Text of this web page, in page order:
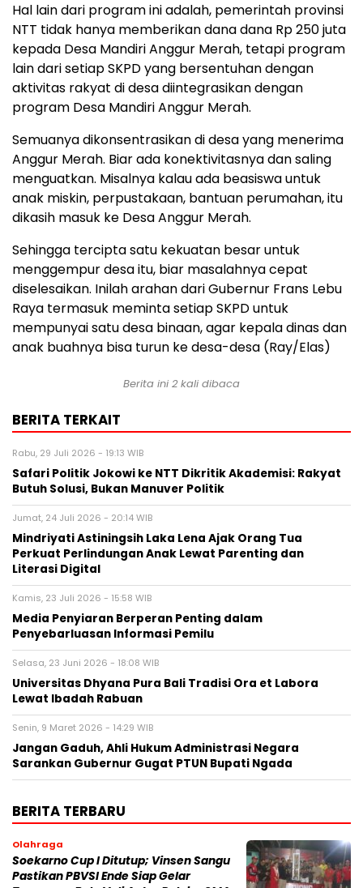
Hal lain dari program ini adalah, pemerintah provinsi
NTT tidak hanya memberikan dana dana Rp 250 juta
kepada Desa Mandiri Anggur Merah, tetapi program
lain dari setiap SKPD yang bersentuhan dengan
aktivitas rakyat di desa diintegrasikan dengan
program Desa Mandiri Anggur Merah.
Semuanya dikonsentrasikan di desa yang menerima
Anggur Merah. Biar ada konektivitasnya dan saling
menguatkan. Misalnya kalau ada beasiswa untuk
anak miskin, perpustakaan, bantuan perumahan, itu
dikasih masuk ke Desa Anggur Merah.
Sehingga tercipta satu kekuatan besar untuk
menggempur desa itu, biar masalahnya cepat
diselesaikan. Inilah arahan dari Gubernur Frans Lebu
Raya termasuk meminta setiap SKPD untuk
mempunyai satu desa binaan, agar kepala dinas dan
anak buahnya bisa turun ke desa-desa (Ray/Elas)
Berita ini 2 kali dibaca
BERITA TERKAIT
Rabu, 29 Juli 2026 - 19:13 WIB
Safari Politik Jokowi ke NTT Dikritik Akademisi: Rakyat
Butuh Solusi, Bukan Manuver Politik
Jumat, 24 Juli 2026 - 20:14 WIB
Mindriyati Astiningsih Laka Lena Ajak Orang Tua
Perkuat Perlindungan Anak Lewat Parenting dan
Literasi Digital
Kamis, 23 Juli 2026 - 15:58 WIB
Media Penyiaran Berperan Penting dalam
Penyebarluasan Informasi Pemilu
Selasa, 23 Juni 2026 - 18:08 WIB
Universitas Dhyana Pura Bali Tradisi Ora et Labora
Lewat Ibadah Rabuan
Senin, 9 Maret 2026 - 14:29 WIB
Jangan Gaduh, Ahli Hukum Administrasi Negara
Sarankan Gubernur Gugat PTUN Bupati Ngada
BERITA TERBARU
Olahraga
Soekarno Cup I Ditutup; Vinsen Sangu
Pastikan PBVSI Ende Siap Gelar